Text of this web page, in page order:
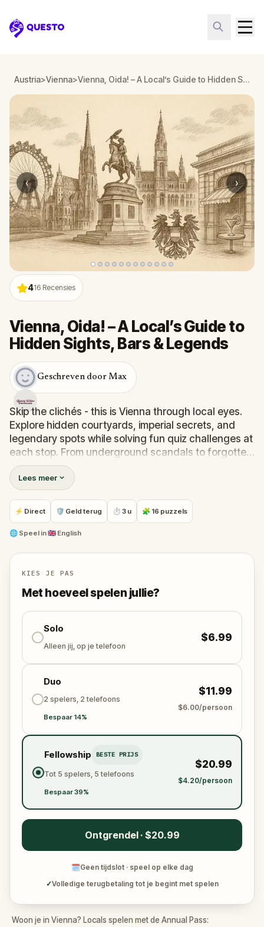
Questo
Austria>Vienna> Vienna, Oida! – A Local’s Guide to Hidden Sights, Bars & Legends
‹ ›
416 Recensies
Vienna, Oida! – A Local’s Guide to
Hidden Sights, Bars & Legends
Geschreven door Max
Skip the clichés - this is Vienna through local eyes.
Explore hidden courtyards, imperial secrets, and
legendary spots while solving fun quiz challenges at
each stop. From underground scandals to forgotten
monuments, test your skills and uncover the city's
raw, unfiltered history. Sightseeing while discovering
the Viennese way!
Lees meer
⚡ Direct 🛡 Geld terug ⏱ 3 u 🧩 16 puzzels
🌐 Speel in🇬🇧 English
KIES JE PAS
Met hoeveel spelen jullie?
Solo
Alleen jij, op je telefoon
$6.99
Duo
2 spelers, 2 telefoons
Bespaar 14%
$11.99
$6.00/persoon
Fellowship BESTE PRIJS
Tot 5 spelers, 5 telefoons
Bespaar 39%
$20.99
$4.20/persoon
Ontgrendel · $20.99
🗓Geen tijdslot · speel op elke dag
✓Volledige terugbetaling tot je begint met spelen
Woon je in Vienna? Locals spelen met de Annual Pass: